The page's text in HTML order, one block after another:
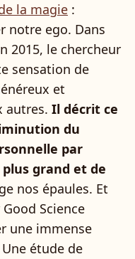
la magie :
notre ego. Dans
2015, le chercheur
sensation de
et
autres. Il décrit ce
du
par
grand et de
nos épaules. Et
Science
une immense
étude de